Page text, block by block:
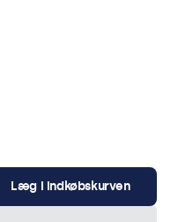
Læg i indkøbskurven